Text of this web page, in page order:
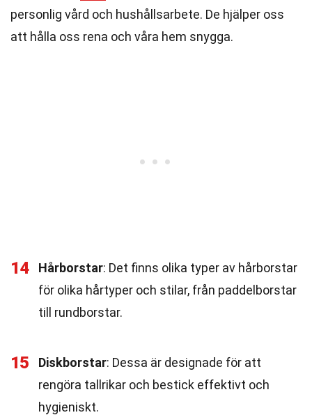
personlig vård och hushållsarbete. De hjälper oss
att hålla oss rena och våra hem snygga.
14 Hårborstar: Det finns olika typer av hårborstar
för olika hårtyper och stilar, från paddelborstar
till rundborstar.
15 Diskborstar: Dessa är designade för att
rengöra tallrikar och bestick effektivt och
hygieniskt.